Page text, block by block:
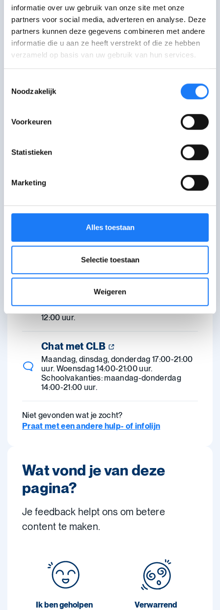
informatie over uw gebruik van onze site met onze
partners voor social media, adverteren en analyse. Deze
partners kunnen deze gegevens combineren met andere
informatie die u aan ze heeft verstrekt of die ze hebben
verzameld op basis van uw gebruik van hun services.
Noodzakelijk
Voorkeuren
Statistieken
Marketing
Alles toestaan
Selectie toestaan
Weigeren
Lust je zo weinigdat hetnietlukt om
genoeg voedingsstoffenen/of energie
op te nemen via eten? Dan kan er
De laatste controle van deze pagina was op 8 juli
van de persoon waarvoor je hulp zoekt. Je
0480 60 64 20.
Maandag 11:00-13:00 uur, dinsdag 13:00-
17:00 uur, woensdag 09:00-13:00 uur,
donderdag 13:00-17:00 uur, vrijdag 09:00-
12:00 uur.
Chat met CLB
Maandag, dinsdag, donderdag 17:00-21:00
uur. Woensdag 14:00-21:00 uur.
Schoolvakanties: maandag-donderdag
14:00-21:00 uur.
Niet gevonden wat je zocht?
Praat met een andere hulp- of infolijn
Wat vond je van deze
pagina?
Je feedback helpt ons om betere
content te maken.
Ik ben geholpen Verwarrend